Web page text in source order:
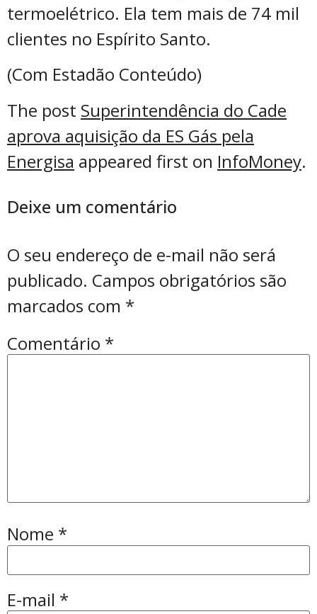
termoelétrico. Ela tem mais de 74 mil
clientes no Espírito Santo.
(Com Estadão Conteúdo)
The post Superintendência do Cade
aprova aquisição da ES Gás pela
Energisa appeared first on InfoMoney.
Deixe um comentário
O seu endereço de e-mail não será
publicado. Campos obrigatórios são
marcados com *
Comentário *
Nome *
E-mail *